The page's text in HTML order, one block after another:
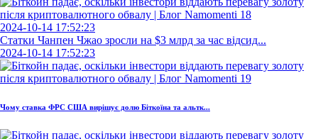
2024-10-14 17:52:23
Статки Чанпен Чжао зросли на $3 млрд за час відсид...
2024-10-14 17:52:23
Чому ставка ФРС США вирішує долю Біткоїна та альтк...